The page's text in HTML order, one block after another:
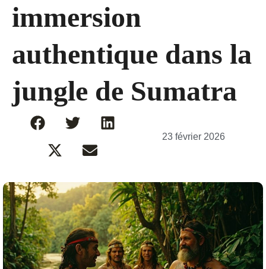
immersion
authentique dans la
jungle de Sumatra
23 février 2026